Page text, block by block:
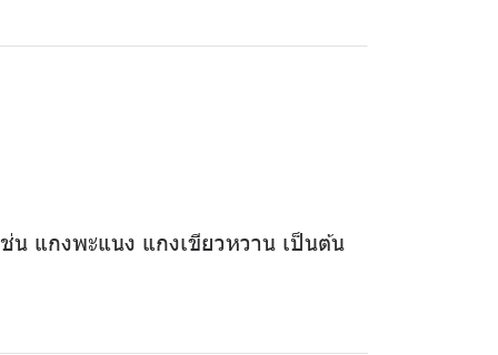
แกงพะแนง แกงเขียวหวาน เป็นต้น